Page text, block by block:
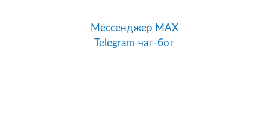
Мессенджер MAX
Telegram-чат-бот